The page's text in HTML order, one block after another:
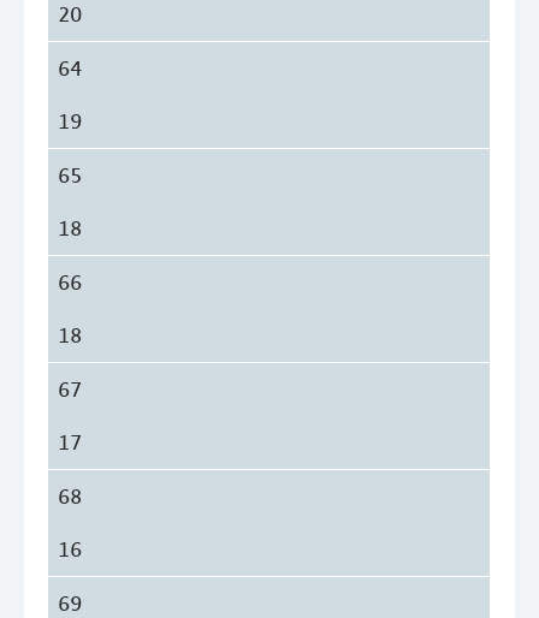
20
64
19
65
18
66
18
67
17
68
16
69